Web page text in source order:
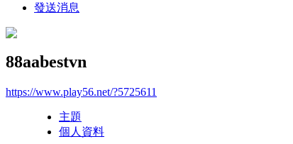
發送消息
88aabestvn
https://www.play56.net/?5725611
主題
個人資料